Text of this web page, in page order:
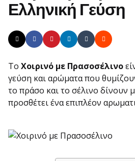
Ελληνική Γεύση
Το Χοιρινό με Πρασοσέλινο
γεύση και αρώματα που
το πράσο και το σέλινο δίνουν
προσθέτει ένα επιπλέον